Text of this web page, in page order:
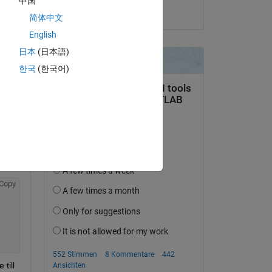
Copy
till
简体中文
English
日本 (日本語)
한국 (한국어)